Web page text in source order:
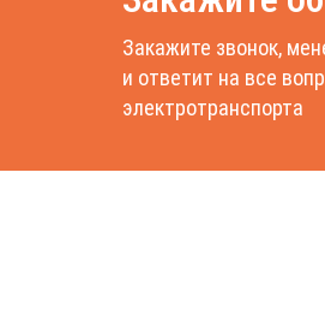
и ответит на все
электротранспорта